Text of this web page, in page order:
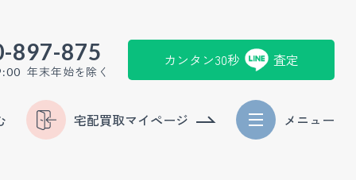
897-875
年末年始を除く
カンタン30秒 査定
宅配買取マイページ メニュー